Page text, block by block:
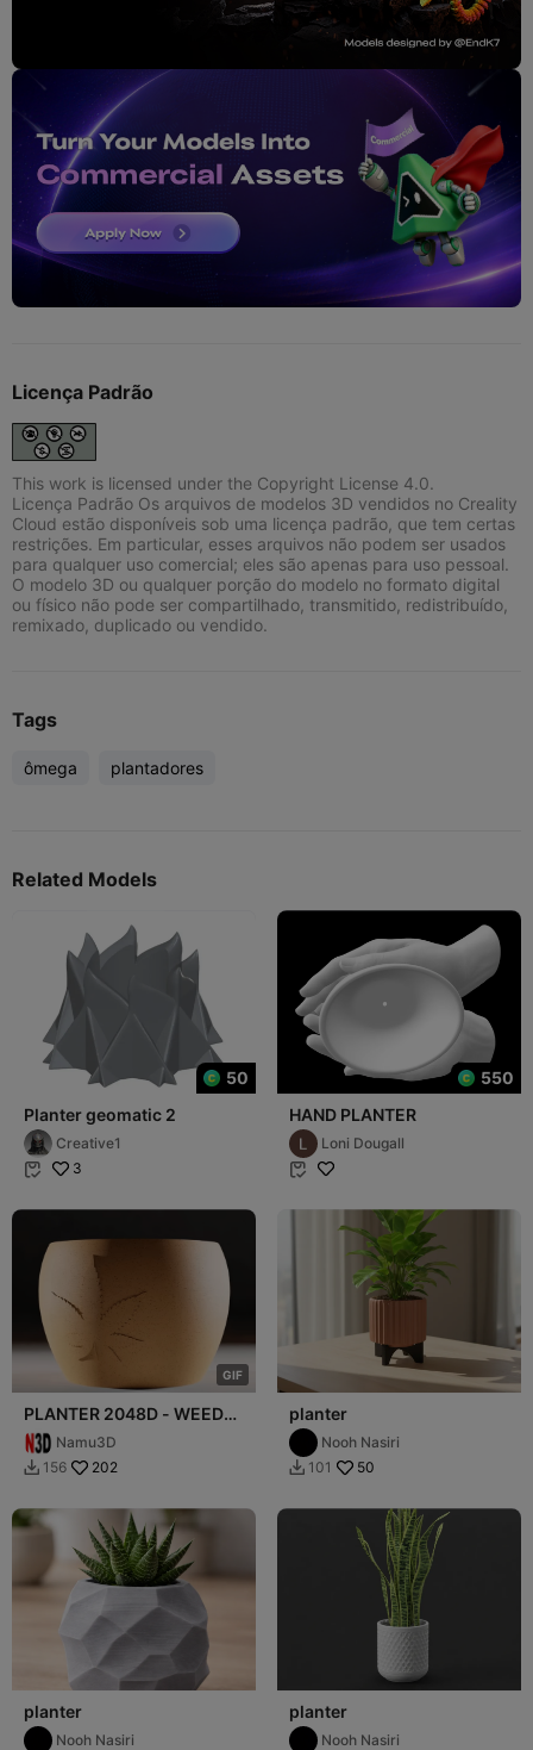
Licença Padrão
This work is licensed under the Copyright License 4.0.
Licença Padrão Os arquivos de modelos 3D vendidos no Creality
Cloud estão disponíveis sob uma licença padrão, que tem certas
restrições. Em particular, esses arquivos não podem ser usados
para qualquer uso comercial; eles são apenas para uso pessoal.
O modelo 3D ou qualquer porção do modelo no formato digital
ou físico não pode ser compartilhado, transmitido, redistribuído,
remixado, duplicado ou vendido.
Tags
ômega plantadores
Related Models
50
Planter geomatic 2
Creative1
 3
550
HAND PLANTER
Loni Dougall

GIF
PLANTER 2048D - WEED
PLANTER
Namu3D
 156 202
planter
Nooh Nasiri
 101 50
planter
Nooh Nasiri
planter
Nooh Nasiri